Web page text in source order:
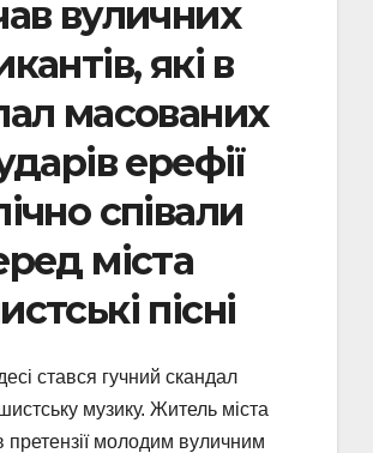
вуличних
які в
масованих
ерефії
співали
міста
пісні
стався гучний скандал
музику. Житель міста
претензії молодим вуличним